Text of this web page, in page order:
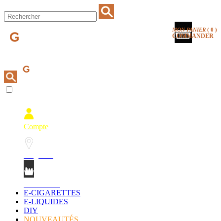
MON PANIER ( 0 )
COMMANDER
Compte
E-CIGARETTES
E-LIQUIDES
DIY
NOUVEAUTÉS